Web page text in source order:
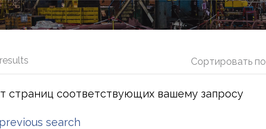
results Сортировать по
страниц соответствующих вашему запросу
search